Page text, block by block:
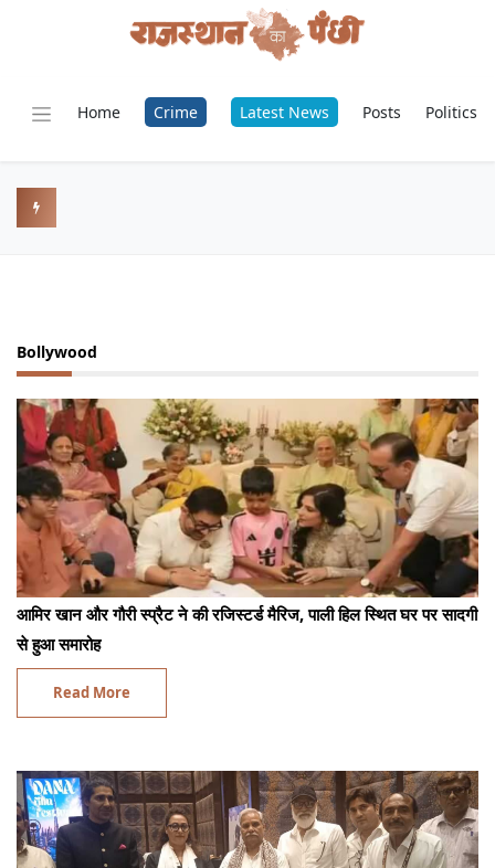
Home Crime Latest News Posts Politics
Bollywood
आमिर खान और गौरी स्प्रैट ने की रजिस्टर्ड मैरिज, पाली हिल स्थित घर पर सादगी
से हुआ समारोह
Read More